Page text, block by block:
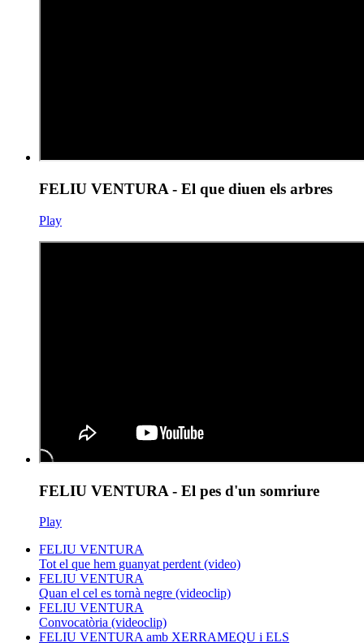
FELIU VENTURA - El que diuen els arbres
Play
FELIU VENTURA - El pes d'un somriure
Play
FELIU VENTURA
Tot el que hem guanyat perdent (video)
FELIU VENTURA
Quan el cel es tornà negre (videoclip)
FELIU VENTURA
Convocatòria (videoclip)
FELIU VENTURA amb XERRAMEQU i ELS